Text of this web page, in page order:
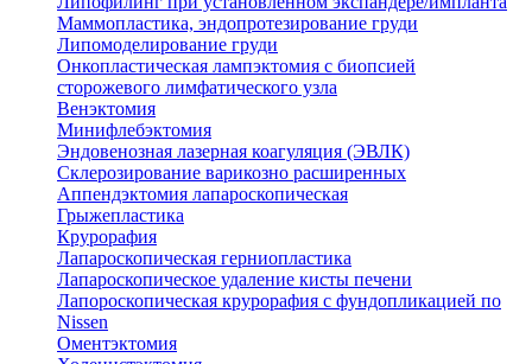
Маммопластика, эндопротезирование груди
Липомоделирование груди
Онкопластическая лампэктомия с биопсией
сторожевого лимфатического узла
Венэктомия
Минифлебэктомия
Эндовенозная лазерная коагуляция (ЭВЛК)
Склерозирование варикозно расширенных
Аппендэктомия лапароскопическая
Грыжепластика
Крурорафия
Лапароскопическая герниопластика
Лапароскопическое удаление кисты печени
Лапороскопическая крурорафия с фундопликацией по
Nissen
Оментэктомия